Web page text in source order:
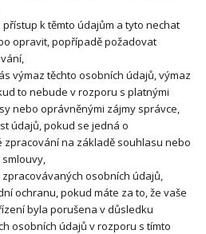
k těmto údajům a tyto nechat
opravit, popřípadě požadovat
výmaz těchto osobních údajů, výmaz
to nebude v rozporu s platnými
nebo oprávněnými zájmy správce,
údajů, pokud se jedná o
zpracování na základě souhlasu nebo
osobních údajů,
ochranu, pokud máte za to, že vaše
byla porušena v důsledku
osobních údajů v rozporu s tímto